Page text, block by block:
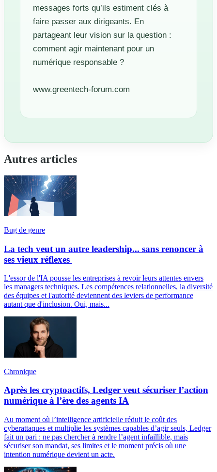
messages forts qu’ils estiment clés à
faire passer aux dirigeants. En
partageant leur vision sur la question :
comment agir maintenant pour un
numérique responsable ?
www.greentech-forum.com
Autres articles
Bug de genre
La tech veut un autre leadership... sans renoncer à
ses vieux réflexes
L'essor de l'IA pousse les entreprises à revoir leurs attentes envers
les managers techniques. Les compétences relationnelles, la diversité
des équipes et l'autorité deviennent des leviers de performance
autant que d'inclusion. Oui, mais...
Chronique
Après les cryptoactifs, Ledger veut sécuriser l’action
numérique à l’ère des agents IA
Au moment où l’intelligence artificielle réduit le coût des
cyberattaques et multiplie les systèmes capables d’agir seuls, Ledger
fait un pari : ne pas chercher à rendre l’agent infaillible, mais
sécuriser son mandat, ses limites et le moment précis où une
intention numérique devient un acte.